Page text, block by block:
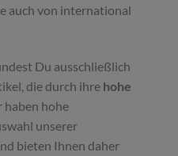
auch von international
Du ausschließlich
die durch ihre hohe
haben hohe
unserer
bieten Ihnen daher